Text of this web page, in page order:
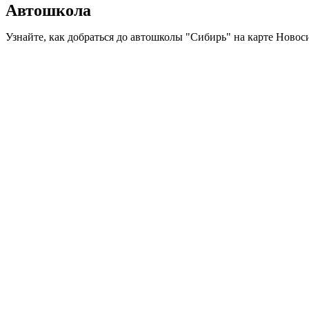
Автошкола
Узнайте, как добраться до автошколы "Сибирь" на карте